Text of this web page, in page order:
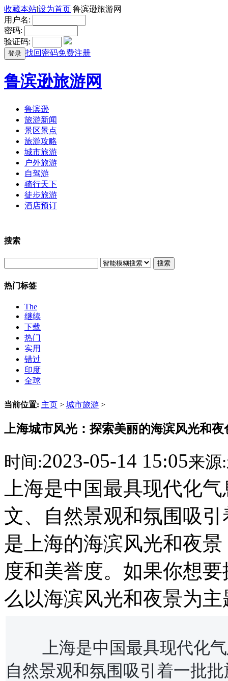
收藏本站|设为首页 鲁滨逊旅游网
用户名:
密码:
验证码:
登录 找回密码免费注册
鲁滨逊旅游网
鲁滨逊
旅游新闻
景区景点
旅游攻略
城市旅游
户外旅游
自驾游
骑行天下
徒步旅游
酒店预订
搜索
搜索
热门标签
The
继续
下载
热门
实用
错过
印度
全球
当前位置: 主页 > 城市旅游 >
上海城市风光：探索美丽的海滨风光和
时间:2023-05-14 15:05来源:
上海是中国最具现代化
文、自然景观和氛围吸
是上海的海滨风光和夜
度和美誉度。如果你想
么以海滨风光和夜景为
自然景观和氛围吸引着一批